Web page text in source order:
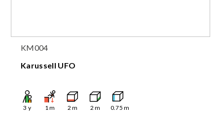
KM004
Karussell UFO
3 y 1m 2 m 2 m 0.75 m